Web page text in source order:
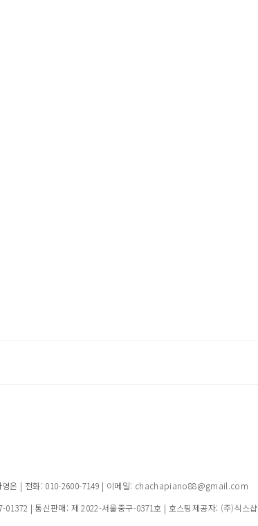
영은 | 전화: 010-2600-7149 | 이메일: chachapiano88@gmail.com
01372 | 통신판매: 제 2022-서울중구-0371호 | 호스팅제공자: (주)식스샵